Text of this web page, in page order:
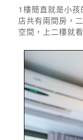
1樓簡直就是小
店共有兩間房，
空間，上二樓就